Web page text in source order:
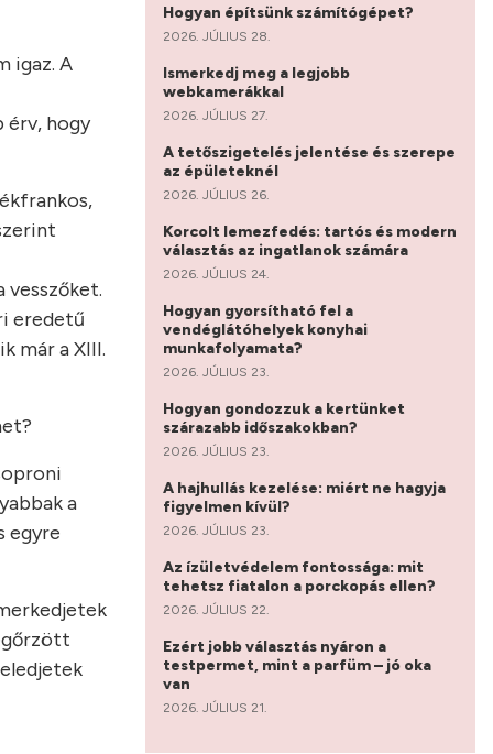
igaz. A
érv, hogy
vesszőket.
eredetű
már a XIII.
a
egyre
Hogyan építsünk számítógépet?
2026. JÚLIUS 28.
Ismerkedj meg a legjobb
webkamerákkal
2026. JÚLIUS 27.
A tetőszigetelés jelentése és szerepe
az épületeknél
2026. JÚLIUS 26.
Korcolt lemezfedés: tartós és modern
választás az ingatlanok számára
2026. JÚLIUS 24.
Hogyan gyorsítható fel a
vendéglátóhelyek konyhai
munkafolyamata?
2026. JÚLIUS 23.
Hogyan gondozzuk a kertünket
szárazabb időszakokban?
2026. JÚLIUS 23.
A hajhullás kezelése: miért ne hagyja
figyelmen kívül?
2026. JÚLIUS 23.
Az ízületvédelem fontossága: mit
tehetsz fiatalon a porckopás ellen?
2026. JÚLIUS 22.
Ezért jobb választás nyáron a
testpermet, mint a parfüm – jó oka
van
2026. JÚLIUS 21.